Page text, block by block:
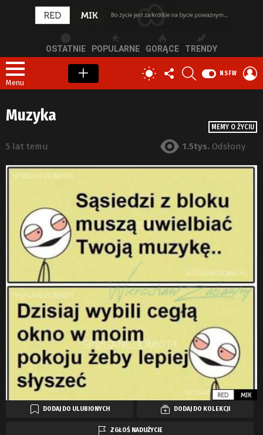
OSTATNIE POPULARNE GORĄCE TRENDY
Menu
PRZEŁĄCZ
SKÓRKĘ
OBSERWUJ
NAS
NSFW
MEMY O ŻYCIU
Muzyka
5 lat temu 1.5tys. Odsłony
DODAJ DO ULUBIONYCH DODAJ DO KOLEKCJI
ZGŁOŚ NADUŻYCIE